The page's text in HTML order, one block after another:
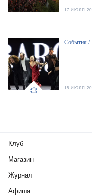
17 ИЮЛЯ
События /
15 ИЮЛЯ
Клуб
Магазин
Журнал
Афиша